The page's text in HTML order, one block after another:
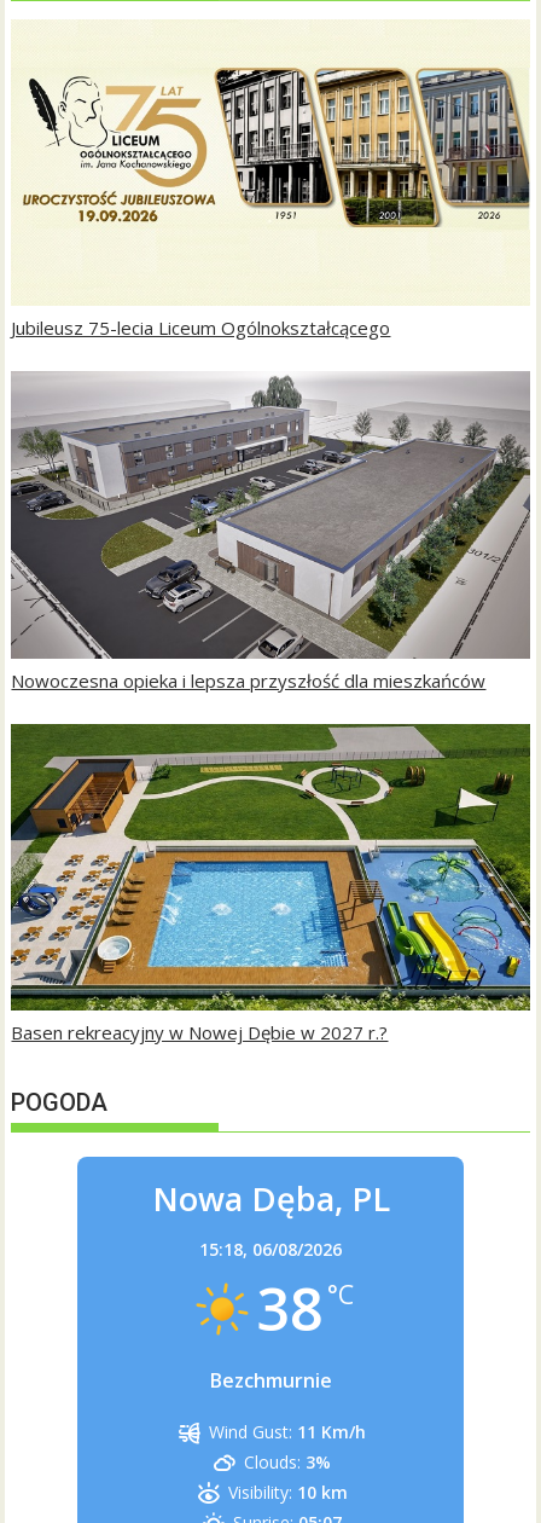
Jubileusz 75-lecia Liceum Ogólnokształcącego
Nowoczesna opieka i lepsza przyszłość dla mieszkańców
Basen rekreacyjny w Nowej Dębie w 2027 r.?
POGODA
Nowa Dęba, PL
15:18, 06/08/2026
38 °C
Bezchmurnie
Wind Gust: 11 Km/h
Clouds: 3%
Visibility: 10 km